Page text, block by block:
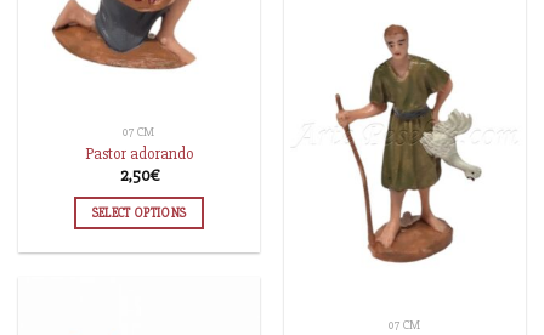
07 CM
Pastor adorando
2,50€
SELECT OPTIONS
07 CM